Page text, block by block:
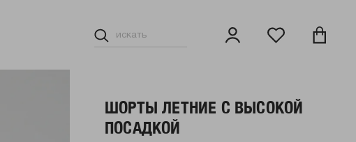
ШОРТЫ ЛЕТНИЕ С ВЫСОКОЙ
ПОСАДКОЙ